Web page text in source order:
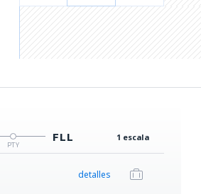
PTY
FLL 1 escala
detalles